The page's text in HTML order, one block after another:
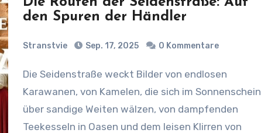
den Spuren der Händler
Stranstvie Sep. 17, 2025 0 Kommentare
Die Seidenstraße weckt Bilder von endlosen
Karawanen, von Kamelen, die sich im Sonnenschein
über sandige Weiten wälzen, von dampfenden
Teekesseln in Oasen und dem leisen Klirren von